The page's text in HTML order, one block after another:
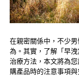
在親密關係中，不少
為。其實，了解「早
治療方法，本文將為
購產品時的注意事項與